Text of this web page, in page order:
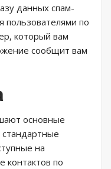
данных спам-
пользователями по
который вам
сообщит вам
основные
на
контактов по